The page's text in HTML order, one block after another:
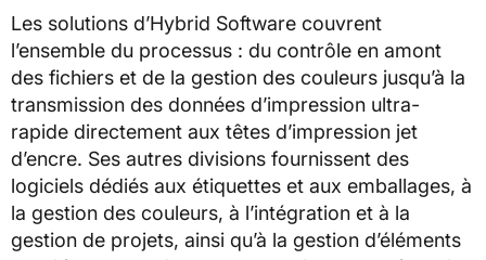
Les solutions d’Hybrid Software couvrent
l’ensemble du processus : du contrôle en amont
des fichiers et de la gestion des couleurs jusqu’à la
transmission des données d’impression ultra-
rapide directement aux têtes d’impression jet
d’encre. Ses autres divisions fournissent des
logiciels dédiés aux étiquettes et aux emballages, à
la gestion des couleurs, à l’intégration et à la
gestion de projets, ainsi qu’à la gestion d’éléments